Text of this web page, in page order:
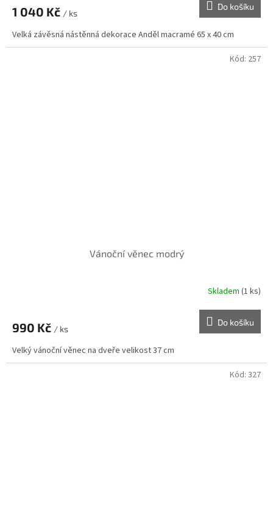
1 040 Kč / ks
Do košíku
Velká závěsná nástěnná dekorace Anděl macramé 65 x 40 cm
Vánoční věnec modrý
Skladem (1 ks)
990 Kč / ks
Do košíku
Velký vánoční věnec na dveře velikost 37 cm
Kód: 257
Kód: 327